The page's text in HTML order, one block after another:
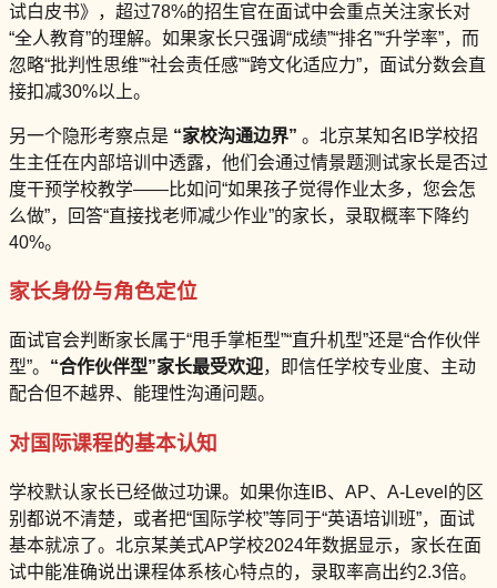
试白皮书》，超过78%的招生官在面试中会重点关注家长对
“全人教育”的理解。如果家长只强调“成绩”“排名”“升学率”，而
忽略“批判性思维”“社会责任感”“跨文化适应力”，面试分数会直
接扣减30%以上。
另一个隐形考察点是 “家校沟通边界” 。北京某知名IB学校招
生主任在内部培训中透露，他们会通过情景题测试家长是否过
度干预学校教学——比如问“如果孩子觉得作业太多，您会怎
么做”，回答“直接找老师减少作业”的家长，录取概率下降约
40%。
家长身份与角色定位
面试官会判断家长属于“甩手掌柜型”“直升机型”还是“合作伙伴
型”。 “合作伙伴型”家长最受欢迎，即信任学校专业度、主动
配合但不越界、能理性沟通问题。
对国际课程的基本认知
学校默认家长已经做过功课。如果你连IB、AP、A-Level的区
别都说不清楚，或者把“国际学校”等同于“英语培训班”，面试
基本就凉了。北京某美式AP学校2024年数据显示，家长在面
试中能准确说出课程体系核心特点的，录取率高出约2.3倍。